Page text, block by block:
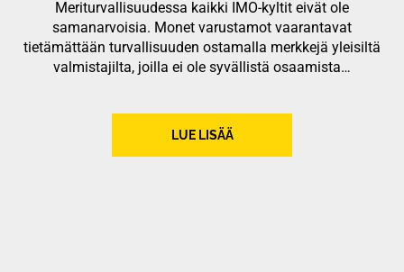
Meriturvallisuudessa kaikki IMO-kyltit eivät ole
samanarvoisia. Monet varustamot vaarantavat
tietämättään turvallisuuden ostamalla merkkejä yleisiltä
valmistajilta, joilla ei ole syvällistä osaamista…
LUE LISÄÄ